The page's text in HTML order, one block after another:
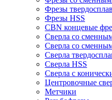
Фрезы
Фрезы HSS
CBN концевые
Сверла со
Сверла со
Сверла
Сверла HSS
Сверла с
Центровочные
Метчики